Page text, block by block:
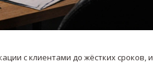
с клиентами до жёстких сроков, и